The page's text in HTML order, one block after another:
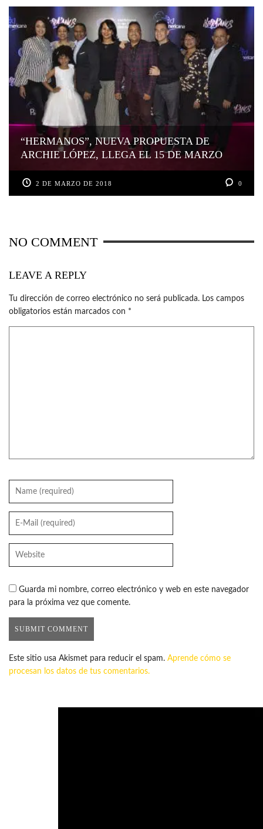
“HERMANOS”, NUEVA PROPUESTA DE
ARCHIE LÓPEZ, LLEGA EL 15 DE MARZO
2 DE MARZO DE 2018 0
NO COMMENT
LEAVE A REPLY
Tu dirección de correo electrónico no será publicada. Los campos
obligatorios están marcados con *
Guarda mi nombre, correo electrónico y web en este navegador
para la próxima vez que comente.
Este sitio usa Akismet para reducir el spam. Aprende cómo se
procesan los datos de tus comentarios.